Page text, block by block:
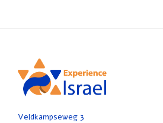
Veldkampseweg 3